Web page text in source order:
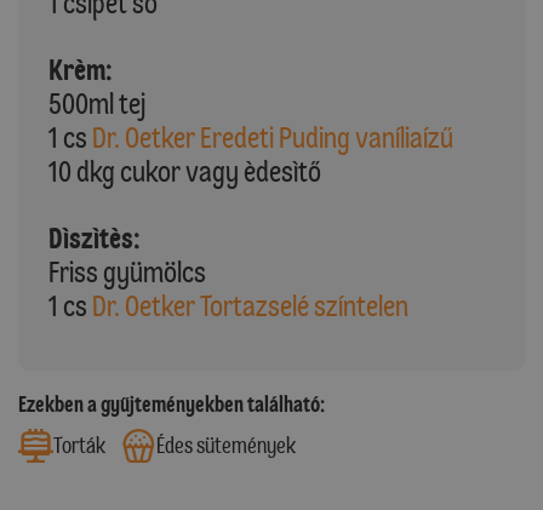
Krèm:
500ml tej
1 cs Dr. Oetker Eredeti Puding vaníliaízű
10 dkg cukor vagy èdesìtő
Dìszìtès:
Friss gyümölcs
1 cs Dr. Oetker Tortazselé színtelen
Ezekben a gyűjteményekben található:
Torták
Édes sütemények